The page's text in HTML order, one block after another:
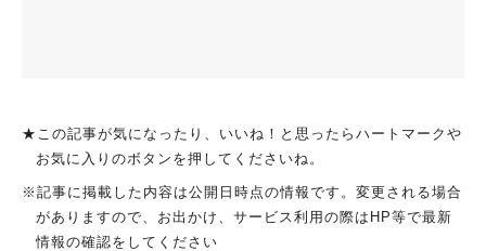
★この記事が気になったり、いいね！と思ったらハートマークや
お気に入りのボタンを押してくださいね。
※記事に掲載した内容は公開日時点の情報です。変更される場合
がありますので、お出かけ、サービス利用の際はHP等で最新
情報の確認をしてください